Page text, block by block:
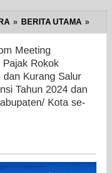
» BERITA UTAMA »
Karo
I
Meeting
Pajak Rokok
dan Kurang Salur
Tahun 2024 dan
Kota se-